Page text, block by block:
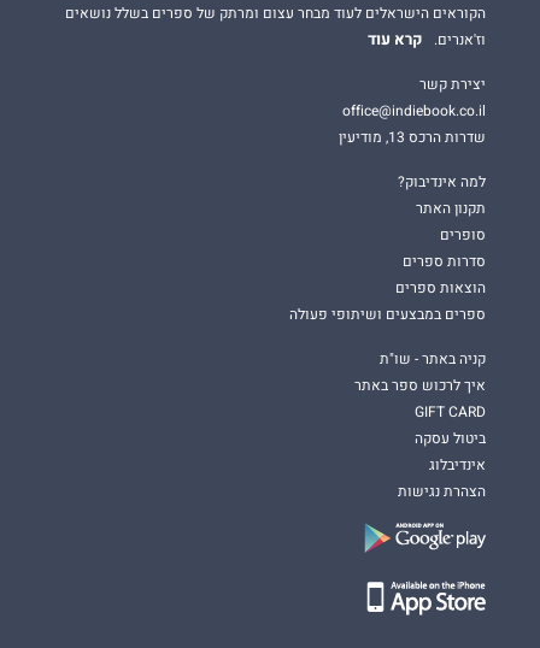
הקוראים הישראלים לעוד מבחר עצום ומרתק של ספרים בשלל נושאים
וז'אנרים.
קרא עוד
יצירת קשר
office@indiebook.co.il
שדרות הרכס 13, מודיעין
למה אינדיבוק?
תקנון האתר
סופרים
סדרות ספרים
הוצאות ספרים
ספרים במבצעים ושיתופי פעולה
קניה באתר - שו"ת
איך לרכוש ספר באתר
GIFT CARD
ביטול עסקה
אינדיבלוג
הצהרת נגישות